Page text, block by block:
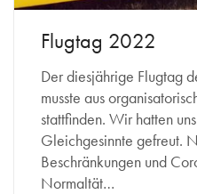
Flugtag 2022
Der diesjährige Flugtag
musste aus
stattfinden. Wir hatten
Gleichgesinnte gefreut.
Beschränkungen und
Normaltät…